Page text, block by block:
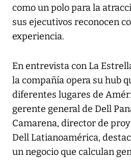
como un polo para la
sus ejecutivos reconocen
experiencia.
En entrevista con La
la compañía opera su hub
diferentes lugares de
gerente general de Dell
Camarena, director de
Dell Latianoamérica,
un negocio que calculan